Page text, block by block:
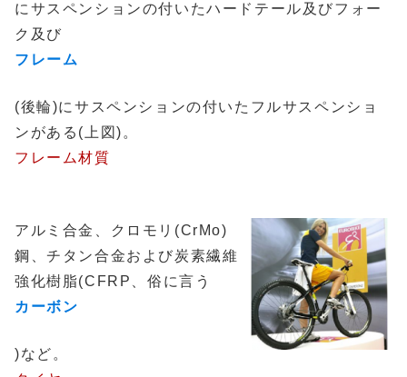
にサスペンションの付いたハードテール及びフォー
ク及び
フレーム
(後輪)にサスペンションの付いたフルサスペンショ
ンがある(上図)。
フレーム材質
アルミ合金、クロモリ(CrMo)
鋼、チタン合金および炭素繊維
強化樹脂(CFRP、俗に言う
カーボン
)など。